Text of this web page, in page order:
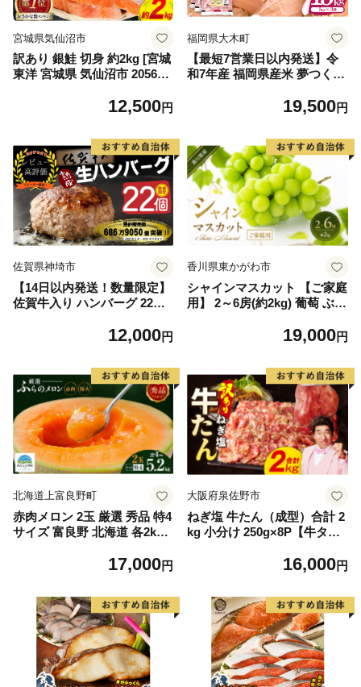
宮城県気仙沼市
訳あり 銀鮭 切身 約2kg [宮城
東洋 宮城県 気仙沼市 205649
格外 不揃い さけ サケ 鮭切身
切り身 魚 わけあり
12,500円
福岡県大木町
【最短7営業日以内発送】令
和7年産 福岡県産米 夢つくし
19,500円
佐賀県神埼市
【14日以内発送！数量限定】
佐賀牛入り ハンバーグ 22個
毛和牛 ブランド牛 九州 ハン
(H083106)
12,000円
香川県東かがわ市
シャインマスカット 【ご家庭
用】 2～6房(約2kg) 葡萄 ぶど
もの 果実 旬の果物 旬のフル
19,000円
北海道上富良野町
赤肉メロン 2玉 厳選 秀品 特4
サイズ 富良野 北海道 各2kg
富良野 メロン めろん 果物 く
17,000円
大阪府泉佐野市
ねぎ塩 牛たん（成型）合計 2
kg 小分け 250g×8P【牛タン
16,000円